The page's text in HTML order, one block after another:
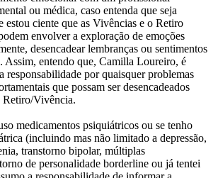
ou médica, caso entenda que seja
estou ciente que as Vivências e o Retiro
envolver a exploração de emoções
desencadear lembranças ou sentimentos
Assim, entendo que, Camilla Loureiro, é
responsabilidade por quaisquer problemas
que possam ser desencadeados
Retiro/Vivência.
medicamentos psiquiátricos ou se tenho
(incluindo mas não limitado a depressão,
transtorno bipolar, múltiplas
de personalidade borderline ou já tentei